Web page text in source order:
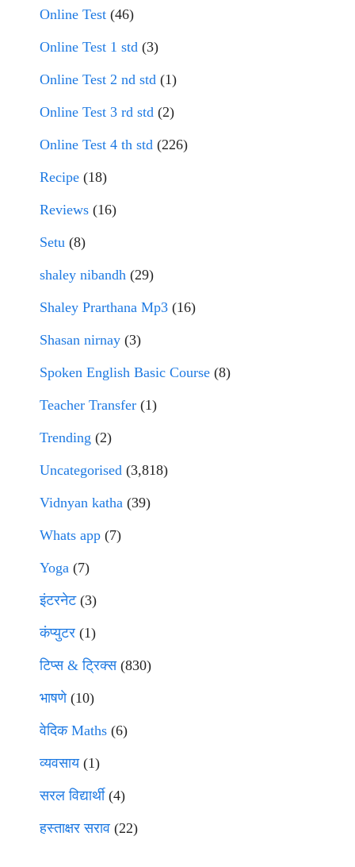
Online Test (46)
Online Test 1 std (3)
Online Test 2 nd std (1)
Online Test 3 rd std (2)
Online Test 4 th std (226)
Recipe (18)
Reviews (16)
Setu (8)
shaley nibandh (29)
Shaley Prarthana Mp3 (16)
Shasan nirnay (3)
Spoken English Basic Course (8)
Teacher Transfer (1)
Trending (2)
Uncategorised (3,818)
Vidnyan katha (39)
Whats app (7)
Yoga (7)
इंटरनेट(3)
कंप्युटर (1)
टिप्स & ट्रिक्स(830)
भाषणे(10)
वेदिक Maths (6)
व्यवसाय(1)
सरल विद्यार्थी(4)
हस्ताक्षर सराव (22)